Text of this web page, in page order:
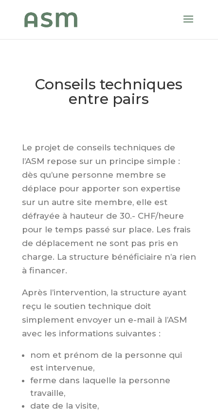
Conseils techniques
entre pairs
Le projet de conseils techniques de
l’ASM repose sur un principe simple :
dès qu’une personne membre se
déplace pour apporter son expertise
sur un autre site membre, elle est
défrayée à hauteur de 30.- CHF/heure
pour le temps passé sur place. Les frais
de déplacement ne sont pas pris en
charge. La structure bénéficiaire n’a rien
à financer.
Après l’intervention, la structure ayant
reçu le soutien technique doit
simplement envoyer un e-mail à l’ASM
avec les informations suivantes :
nom et prénom de la personne qui
est intervenue,
ferme dans laquelle la personne
travaille,
date de la visite,